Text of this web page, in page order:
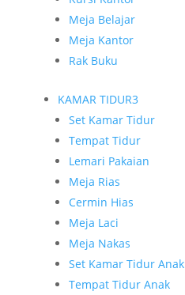
Meja Belajar
Meja Kantor
Rak Buku
KAMAR TIDUR3
Set Kamar Tidur
Tempat Tidur
Lemari Pakaian
Meja Rias
Cermin Hias
Meja Laci
Meja Nakas
Set Kamar Tidur Anak
Tempat Tidur Anak